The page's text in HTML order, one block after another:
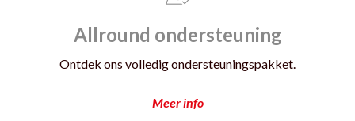
Allround ondersteuning
Ontdek ons volledig ondersteuningspakket.
Meer info